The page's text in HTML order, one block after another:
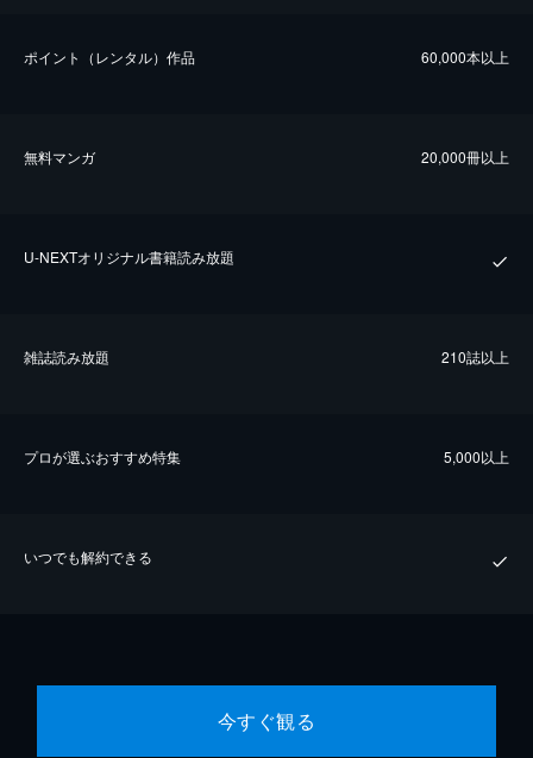
ポイント（レンタル）作品 60,000本以上
無料マンガ 20,000冊以上
U-NEXTオリジナル書籍読み放題
雑誌読み放題 210誌以上
プロが選ぶおすすめ特集 5,000以上
いつでも解約できる
今すぐ観る